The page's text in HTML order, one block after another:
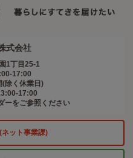
式会社
1丁目25-1
17:00
(除く休業日)
17:00
ーをご参照ください
ット事業課)